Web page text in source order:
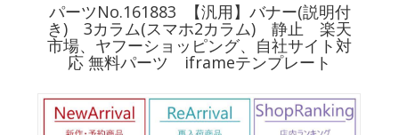
パーツNo.161883 【汎用】バナー(説明付
き) 3カラム(スマホ2カラム) 静止 楽天
市場、ヤフーショッピング、自社サイト対
応 無料パーツ iframeテンプレート